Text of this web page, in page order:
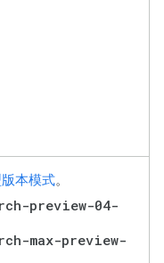
本模式。
preview-04-
max-preview-